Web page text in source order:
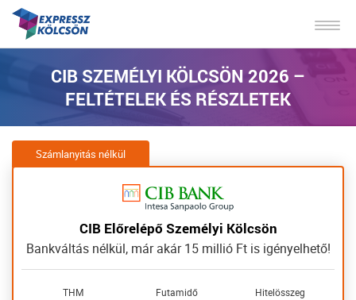
CIB SZEMÉLYI KÖLCSÖN 2026 –
FELTÉTELEK ÉS RÉSZLETEK
Számlanyitás nélkül
CIB Előrelépő Személyi Kölcsön
Bankváltás nélkül, már akár 15 millió Ft is igényelhető!
THM Futamidő Hitelösszeg